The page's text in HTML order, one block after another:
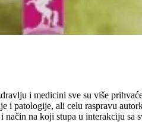
i medicini sve su više
i patologije, ali celu raspravu
na koji stupa u interakciju